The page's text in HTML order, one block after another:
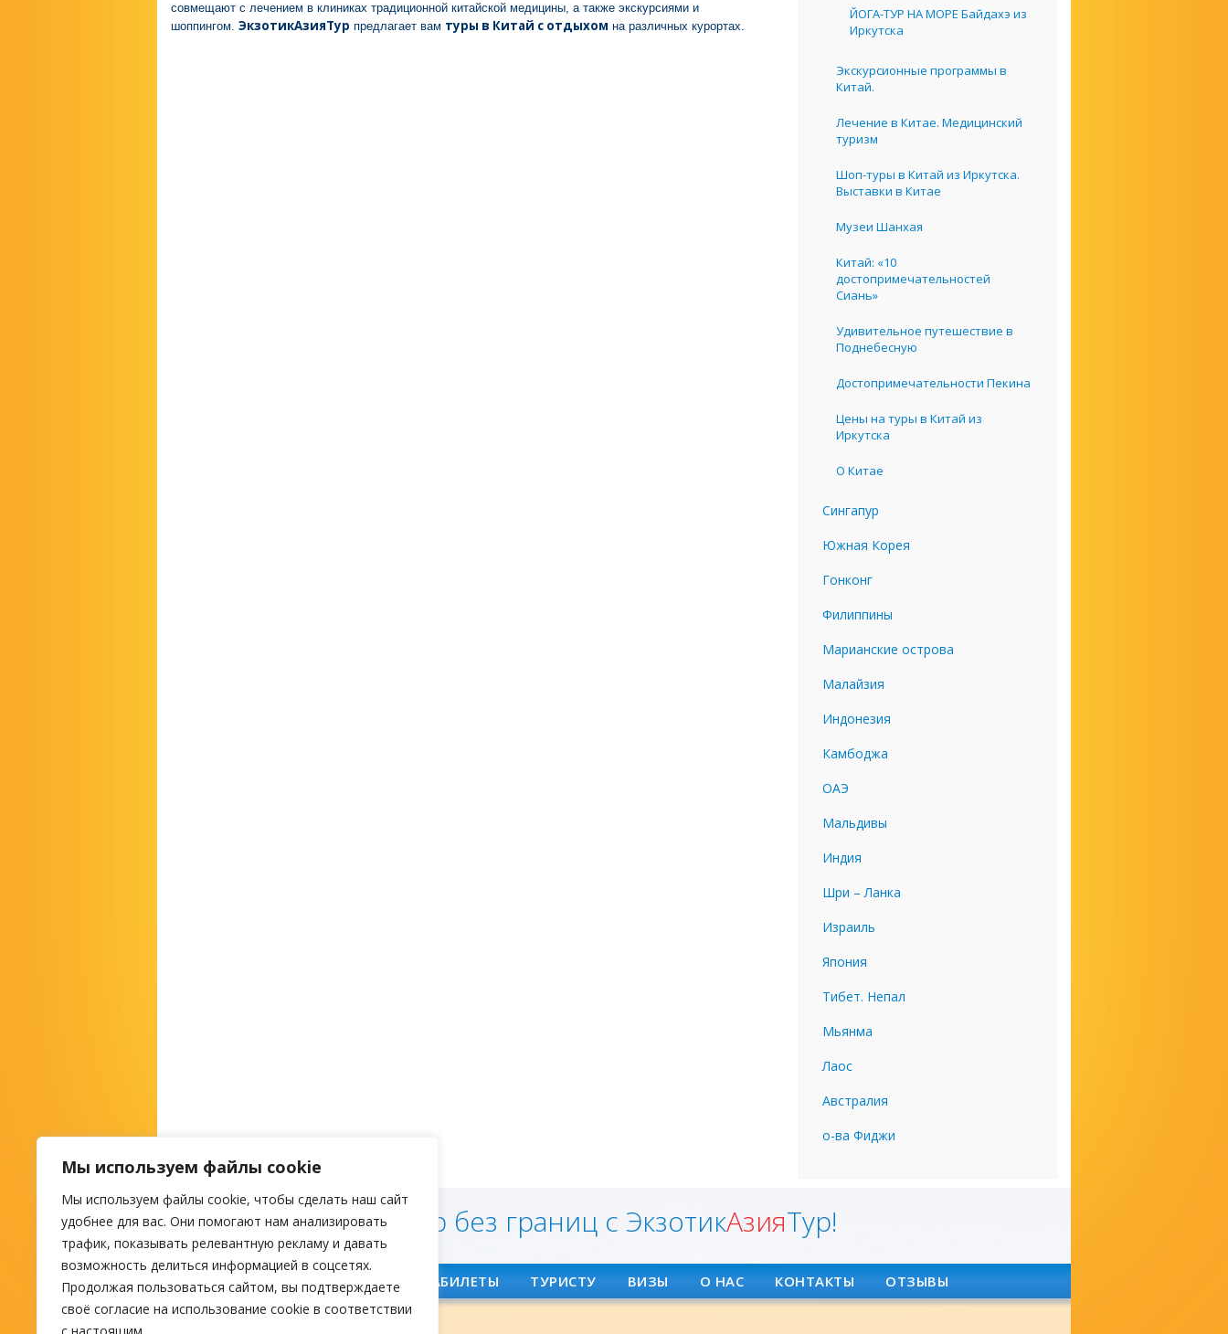
Мы используем файлы cookie
Мы используем файлы cookie, чтобы сделать наш сайт
удобнее для вас. Они помогают нам анализировать
трафик, показывать релевантную рекламу и давать
возможность делиться информацией в соцсетях.
Продолжая пользоваться сайтом, вы подтверждаете
своё согласие на использование cookie в соответствии
совмещают с лечением в клиниках традиционной китайской медицины, а также экскурсиями и
шоппингом. ЭкзотикАзияТур предлагает вам туры в Китай с отдыхом на различных курортах.
ЙОГА-ТУР НА МОРЕ Байдахэ из
Иркутска
Экскурсионные программы в
Китай.
Лечение в Китае. Медицинский
туризм
Шоп-туры в Китай из Иркутска.
Выставки в Китае
Музеи Шанхая
Китай: «10
достопримечательностей
Сиань»
Удивительное путешествие в
Поднебесную
Достопримечательности Пекина
Цены на туры в Китай из
Иркутска
О Китае
Сингапур
Южная Корея
Гонконг
Филиппины
Марианские острова
Малайзия
Индонезия
Камбоджа
ОАЭ
Мальдивы
Индия
Шри – Ланка
Израиль
Япония
Тибет. Непал
Мьянма
Лаос
Австралия
о-ва Фиджи
Мир без границ с ЭкзотикАзияТур!
ПОИСК ТУРА АВИАБИЛЕТЫ ТУРИСТУ ВИЗЫ О НАС КОНТАКТЫ ОТЗЫВЫ